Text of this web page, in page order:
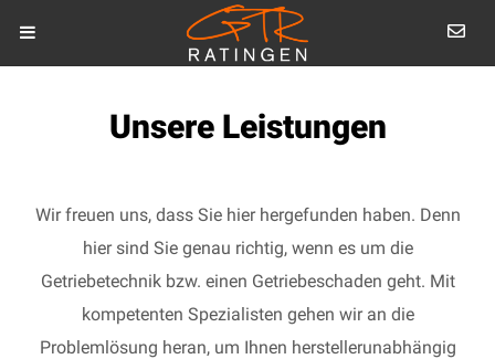
Unsere Leistungen
Wir freuen uns, dass Sie hier hergefunden haben. Denn
hier sind Sie genau richtig, wenn es um die
Getriebetechnik bzw. einen Getriebeschaden geht. Mit
kompetenten Spezialisten gehen wir an die
Problemlösung heran, um Ihnen herstellerunabhängig